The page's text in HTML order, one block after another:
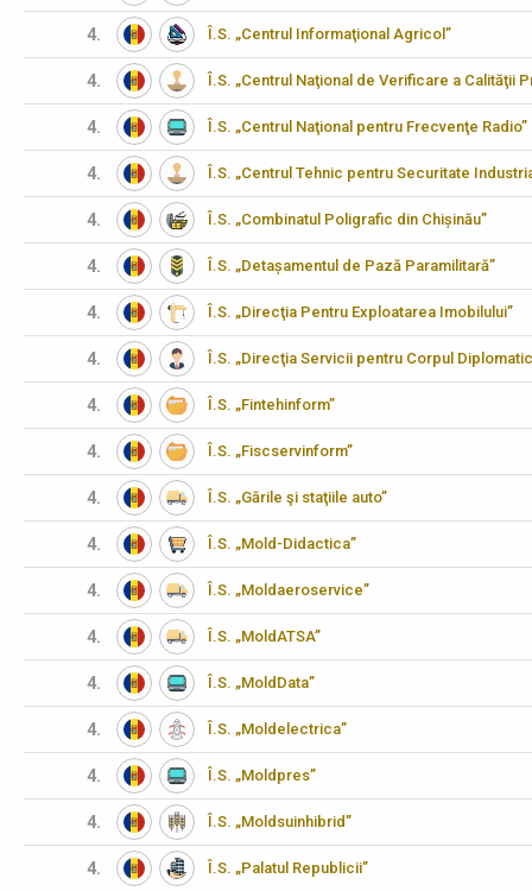
4. Î.S. „Centrul Informaţional Agricol”
4. Î.S. „Centrul Naţional de Verificare a Calităţii
4. Î.S. „Centrul Naţional pentru Frecvenţe Radio”
4. Î.S. „Centrul Tehnic pentru Securitate
4. Î.S. „Combinatul Poligrafic din Chișinău”
4. Î.S. „Detașamentul de Pază Paramilitară”
4. Î.S. „Direcţia Pentru Exploatarea Imobilului”
4. Î.S. „Direcţia Servicii pentru Corpul
4. Î.S. „Fintehinform”
4. Î.S. „Fiscservinform”
4. Î.S. „Gările şi staţiile auto”
4. Î.S. „Mold-Didactica”
4. Î.S. „Moldaeroservice”
4. Î.S. „MoldATSA”
4. Î.S. „MoldData”
4. Î.S. „Moldelectrica”
4. Î.S. „Moldpres”
4. Î.S. „Moldsuinhibrid”
4. Î.S. „Palatul Republicii”